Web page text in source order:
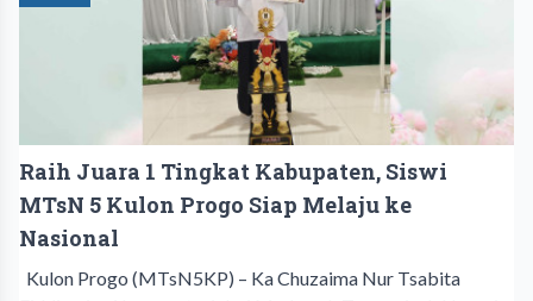
Raih Juara 1 Tingkat Kabupaten, Siswi
MTsN 5 Kulon Progo Siap Melaju ke
Nasional
Kulon Progo (MTsN5KP) – Ka Chuzaima Nur Tsabita